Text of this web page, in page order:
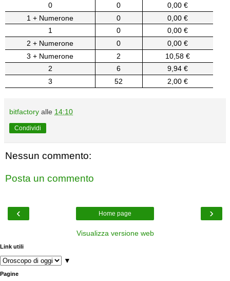
0
0
0,00 €
1 + Numerone
0
0,00 €
1
0
0,00 €
2 + Numerone
0
0,00 €
3 + Numerone
2
10,58 €
2
6
9,94 €
3
52 2,00 €
bitfactory alle 14:10
Condividi
Nessun commento:
Posta un commento
‹ ›
Home page
Visualizza versione web
Link utili
▼
Pagine